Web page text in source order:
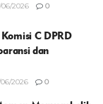
06/2026 0
C DPRD
dan
06/2026 0